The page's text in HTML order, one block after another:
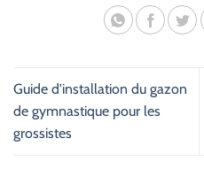
Guide d'installation du gazon
de gymnastique pour les
grossistes